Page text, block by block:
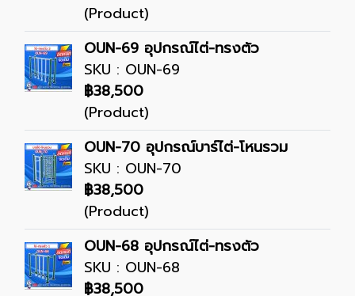
(Product)
OUN-69 อุปกรณ์ไต่-ทรงตัว
SKU : OUN-69
฿38,500
(Product)
OUN-70 อุปกรณ์บาร์ไต่-โหนรวม
SKU : OUN-70
฿38,500
(Product)
OUN-68 อุปกรณ์ไต่-ทรงตัว
SKU : OUN-68
฿38,500